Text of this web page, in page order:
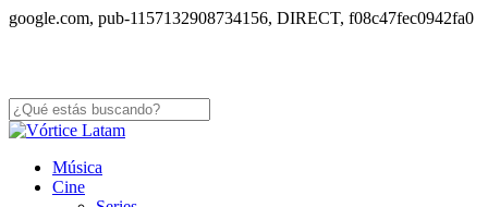
google.com, pub-1157132908734156, DIRECT, f08c47fec0942fa0
Close
search
Menu
Música
Cine